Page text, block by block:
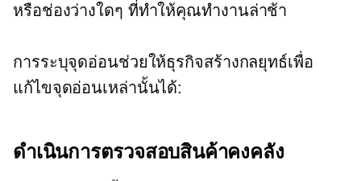
หรือช่องว่างใดๆ ที่ทำให้คุณทำงานล่าช้า
การระบุจุดอ่อนช่วยให้ธุรกิจสร้างกลยุทธ์เพื่อ
แก้ไขจุดอ่อนเหล่านั้นได้:
ดำเนินการตรวจสอบสินค้าคงคลัง